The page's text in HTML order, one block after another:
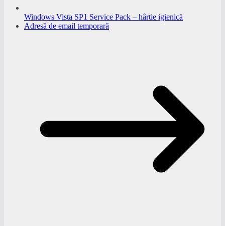
Windows Vista SP1 Service Pack – hârtie igienică
Adresă de email temporară